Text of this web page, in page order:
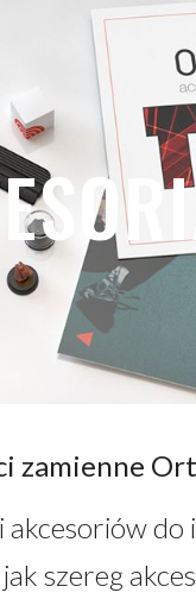
Skip to navigation
zamienne
szereg